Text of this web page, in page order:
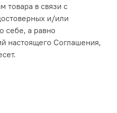
товара в связи с
и/или
себе, а равно
настоящего Соглашения,